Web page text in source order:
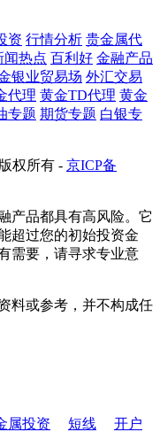
资 行情分析 贵金属代
闻热点 百利好 金融产品
银业贸易场 外汇交易
代理 黄金TD代理 黄金
专题 期货专题 白银专
权所有 - 京ICP备
产品都具有高风险。它
超过您的初始投资金
需要，请寻求专业意
料或参考，并不构成任
属投资 短线
开户